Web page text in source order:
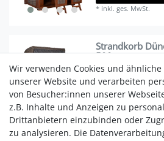
* inkl. ges. MwSt.
Strandkorb
500
2.078,00 € *
*inkl. ges. MwSt.
Wir verwenden Cookies und
unserer Website und verarbeiten
von Besucher:innen unserer
z.B. Inhalte und Anzeigen zu
Drittanbietern einzubinden oder
zu analysieren. Die